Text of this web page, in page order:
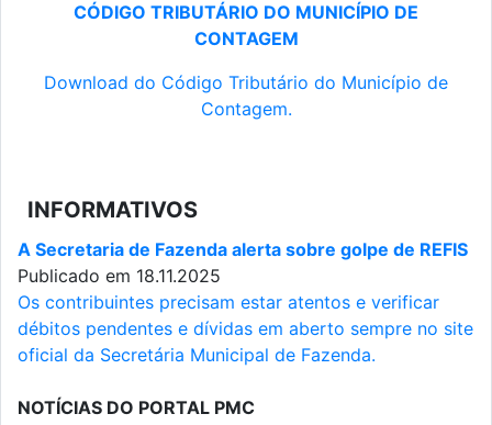
CÓDIGO TRIBUTÁRIO DO MUNICÍPIO DE
CONTAGEM
Download do Código Tributário do Município de
Contagem.
INFORMATIVOS
A Secretaria de Fazenda alerta sobre golpe de REFIS
Publicado em 18.11.2025
Os contribuintes precisam estar atentos e verificar
débitos pendentes e dívidas em aberto sempre no site
oficial da Secretária Municipal de Fazenda.
NOTÍCIAS DO PORTAL PMC